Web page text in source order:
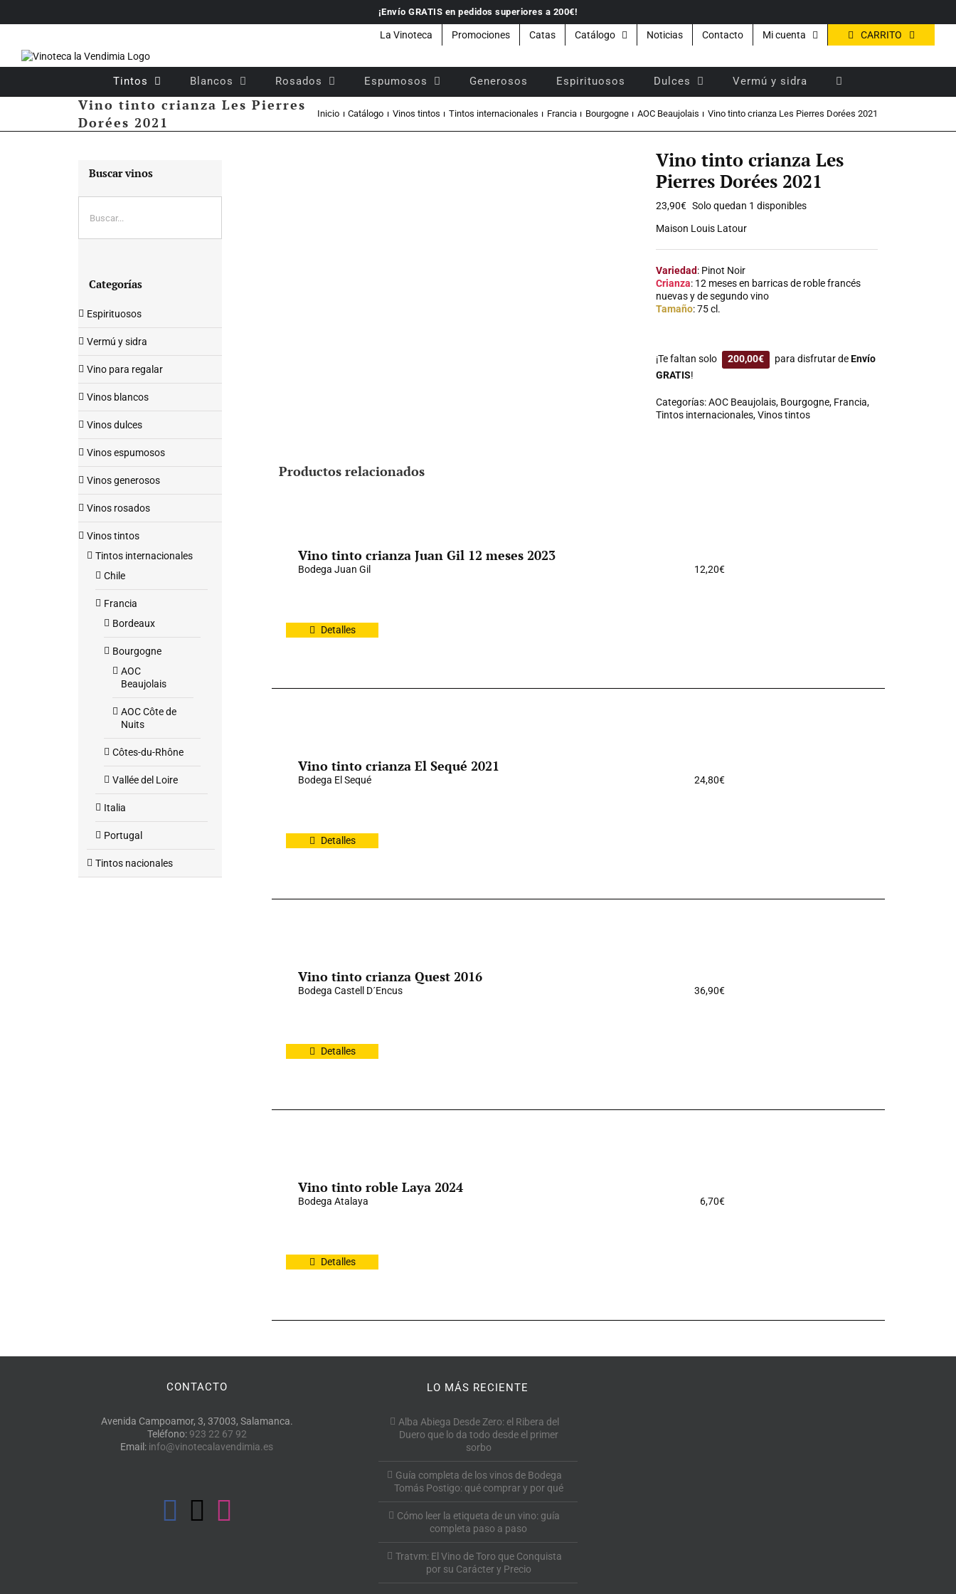
¡Envío GRATIS en pedidos superiores a 200€!
La Vinoteca Promociones Catas Catálogo Noticias Contacto Mi cuenta CARRITO
Tintos Blancos Rosados Espumosos Generosos Espirituosos Dulces Vermú y sidra
Vino tinto crianza Les Pierres
Dorées 2021
Inicio Catálogo Vinos tintos Tintos internacionales Francia Bourgogne AOC Beaujolais Vino tinto crianza Les Pierres Dorées 2021
Vino tinto crianza Les
Pierres Dorées 2021
23,90€ Solo quedan 1 disponibles
Maison Louis Latour
Variedad: Pinot Noir
Crianza: 12 meses en barricas de roble francés
nuevas y de segundo vino
Tamaño: 75 cl.
¡Te faltan solo 200,00€ para disfrutar deEnvío
GRATIS!
Categorías:AOC Beaujolais, Bourgogne, Francia,
Tintos internacionales,Vinos tintos
Productos relacionados
Vino tinto crianza Juan Gil 12 meses 2023
Bodega Juan Gil 12,20€
Detalles
Vino tinto crianza El Sequé 2021
Bodega El Sequé 24,80€
Detalles
Vino tinto crianza Quest 2016
Bodega Castell D´Encus 36,90€
Detalles
Vino tinto roble Laya 2024
Bodega Atalaya 6,70€
Detalles
Buscar vinos
Categorías
Espirituosos
Vermú y sidra
Vino para regalar
Vinos blancos
Vinos dulces
Vinos espumosos
Vinos generosos
Vinos rosados
Vinos tintos
Tintos internacionales
Chile
Francia
Bordeaux
Bourgogne
AOC
Beaujolais
AOC Côte de
Nuits
Côtes-du-Rhône
Vallée del Loire
Italia
Portugal
Tintos nacionales
CONTACTO
Avenida Campoamor, 3, 37003, Salamanca.
Teléfono: 923 22 67 92
Email: info@vinotecalavendimia.es
LO MÁS RECIENTE
Alba Abiega Desde Zero: el Ribera del
Duero que lo da todo desde el primer
sorbo
Guía completa de los vinos de Bodega
Tomás Postigo: qué comprar y por qué
Cómo leer la etiqueta de un vino: guía
completa paso a paso
Tratvm: El Vino de Toro que Conquista
por su Carácter y Precio